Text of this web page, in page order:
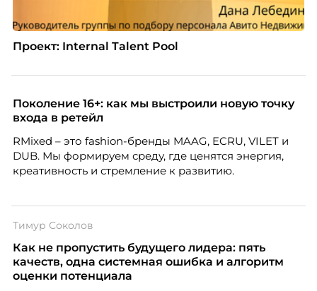
Проект: Internal Talent Pool
Поколение 16+: как мы выстроили новую точку
входа в ретейл
RMixed – это fashion-бренды MAAG, ECRU, VILET и
DUB. Мы формируем среду, где ценятся энергия,
креативность и стремление к развитию.
Тимур Соколов
Как не пропустить будущего лидера: пять
качеств, одна системная ошибка и алгоритм
оценки потенциала